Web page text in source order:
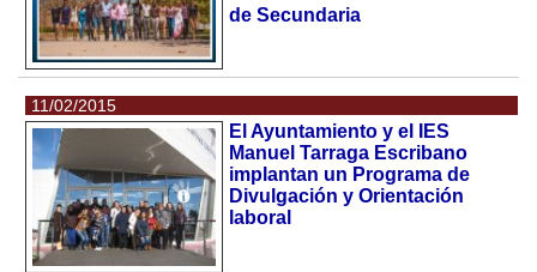
de Secundaria
11/02/2015
El Ayuntamiento y el IES
Manuel Tarraga Escribano
implantan un Programa de
Divulgación y Orientación
laboral